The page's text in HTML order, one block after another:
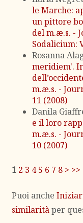
le Marche:
un pittore
del m.æ.s. -
Sodalicium:
Rosanna
meridiem'.
m.æ.s. -
11 (2008)
Danila
e il loro
m.æ.s. -
10 (2007)
1 2 3 4 5 6 7 8 > >>
Puoi anche
similaritàper